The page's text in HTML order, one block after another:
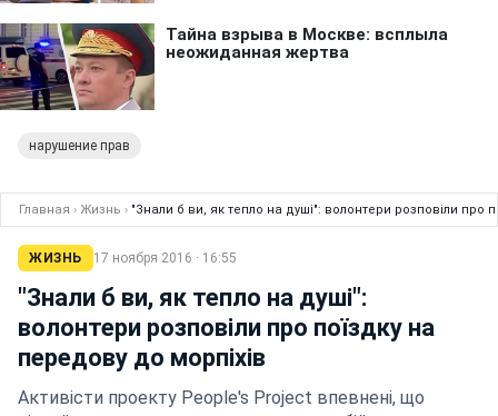
нарушение прав
Главная › Жизнь › "Знали б ви, як тепло на душі": волонтери розповіли про
ЖИЗНЬ 17 ноября 2016 · 16:55
"Знали б ви, як тепло на душі":
волонтери розповіли про поїздку на
передову до морпіхів
Активісти проекту People's Project впевнені, що